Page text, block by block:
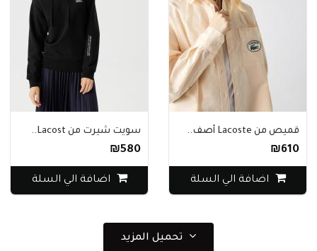
قميص من Lacoste أصف..
₪610
اضافة الي السلة
سويت شيرت من Lacost..
₪580
اضافة الي السلة
تحميل المزيد